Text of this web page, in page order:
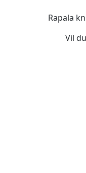
Rapala
Vil